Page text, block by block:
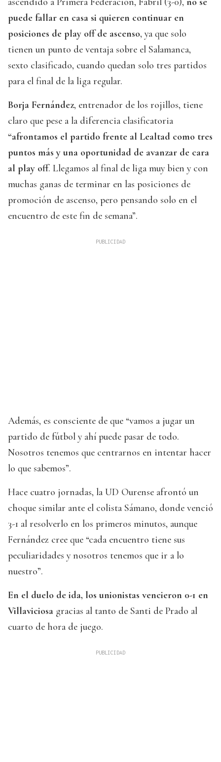
puede fallar en casa si quieren continuar en
posiciones de play off de ascenso, ya que solo
tienen un punto de ventaja sobre el Salamanca,
sexto clasificado, cuando quedan solo tres partidos
para el final de la liga regular.
Borja Fernández, entrenador de los rojillos, tiene
claro que pese a la diferencia clasificatoria
“afrontamos el partido frente al Lealtad como tres
puntos más y una oportunidad de avanzar de cara
al play off. Llegamos al final de liga muy bien y con
muchas ganas de terminar en las posiciones de
promoción de ascenso, pero pensando solo en el
encuentro de este fin de semana”.
Además, es consciente de que “vamos a jugar un
partido de fútbol y ahí puede pasar de todo.
Nosotros tenemos que centrarnos en intentar hacer
lo que sabemos”.
Hace cuatro jornadas, la UD Ourense afrontó un
choque similar ante el colista Sámano, donde venció
3-1 al resolverlo en los primeros minutos, aunque
Fernández cree que “cada encuentro tiene sus
peculiaridades y nosotros tenemos que ir a lo
nuestro”.
En el duelo de ida, los unionistas vencieron 0-1 en
Villaviciosa gracias al tanto de Santi de Prado al
cuarto de hora de juego.